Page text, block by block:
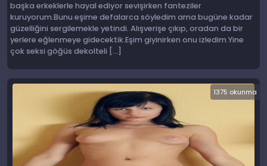
başka erkeklerle hayal ediyor sevişirken fanteziler
kuruyorum.Bunu eşime defalarca söyledim ama bugüne kadar
güzelliğini sergilemekle yetindi. Alışverişe çıkıp, oradan da bir
yerlere eğlenmeye gidecektik.Eşim giyinirken onu izledim.Yine
çok seksi göğüs dekolteli […]
1375 okunma